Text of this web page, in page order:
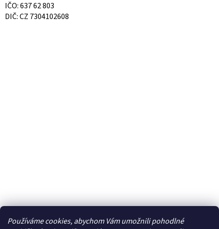
Používáme cookies, abychom Vám umožnili pohodlné
IČO: 637 62 803
DIČ: CZ 7304102608
Facebook